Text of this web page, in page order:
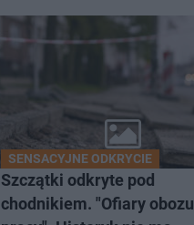
SENSACYJNE ODKRYCIE
Szczątki odkryte pod
chodnikiem. "Ofiary obozu